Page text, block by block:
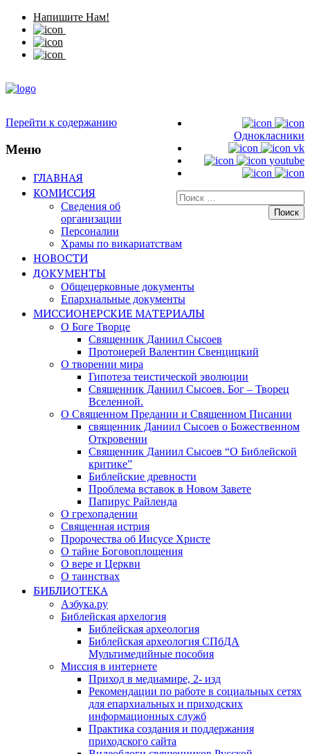
Напишите Нам!
Однокласники
vk
youtube
Искать:
Перейти к содержанию
Меню
ГЛАВНАЯ
КОМИССИЯ
Сведения об
организации
Персоналии
Храмы по викариатствам
НОВОСТИ
ДОКУМЕНТЫ
Общецерковные документы
Епархиальные документы
МИССИОНЕРСКИЕ МАТЕРИАЛЫ
О Боге Творце
Священник Даниил Сысоев
Протоиерей Валентин Свенцицкий
О творении мира
Гипотеза теистической эволюции
Священник Даниил Сысоев. Бог – Творец
Вселенной.
О Священном Предании и Священном Писании
священник Даниил Сысоев о Божественном
Откровении
Священник Даниил Сысоев “О Библейской
критике”
Библейские древности
Проблема вставок в Новом Завете
Папирус Райленда
О грехопадении
Священная истрия
Пророчества об Иисусе Христе
О тайне Боговоплощения
О вере и Церкви
О таинствах
БИБЛИОТЕКА
Азбука.ру
Библейская архелогия
Библейская археология
Библейская археология СПбДА
Мультимедийные пособия
Миссия в интернете
Приход в медиамире, 2- изд
Рекомендации по работе в социальных сетях
для епархиальных и приходских
информационных служб
Практика создания и поддержания
приходского сайта